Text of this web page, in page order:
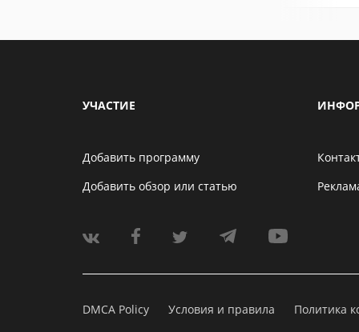
УЧАСТИЕ
Добавить программу
Добавить обзор или статью
DMCA Policy Условия и правила Политика